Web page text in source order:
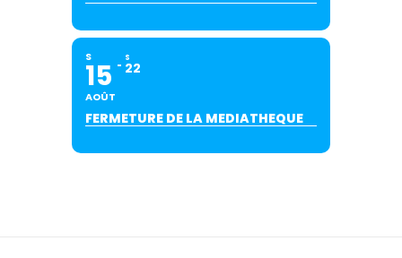
S
15
AOÛT
S
22
FERMETURE DE LA MEDIATHEQUE